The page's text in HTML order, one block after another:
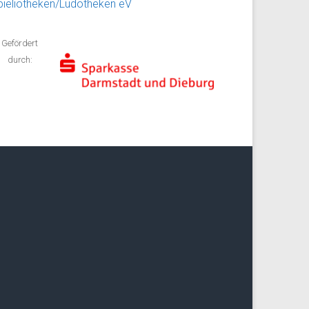
Ludotheken eV
Gefördert
durch: